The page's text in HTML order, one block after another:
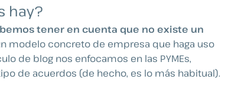
hay?
tener en cuenta que no existe un
modelo concreto de empresa que haga uso
de blog nos enfocamos en las PYMEs,
de acuerdos (de hecho, es lo más habitual).